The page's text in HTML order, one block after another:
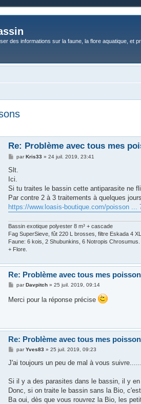
des informations sur la faune, la flore aquatique, et
Re: Problème avec tous mes
M
s
a
g
parKris33 »24 juil. 2019, 23:41
Slt.
Ici.
Si tu traites le bassin cette antiparasite ne
Par contre 2 à 3 traitements à quelques
https://www.loasis-boutique.com/poisson ...
Bassin exotique polyester 8 m³ + cascade
Fag SuperSieve, fût 220 L brosses, filtre Eskada 4
Faune: 6 kois, 2 Shubunkins, 6 Notropis Chrosumus.
+ Flore.
Re: Problème avec tous mes
M
s
parDavpitch »25 juil. 2019, 09:14
Merci pour la réponse précise
Re: Problème avec tous mes
M
s
g
parYves83 »25 juil. 2019, 09:23
J'ai toujours un peu de mal à vous
Si il y a des parasites dans le bassin, il y
Donc, si on traite le bassin sans la Bio,
Ba oui, dès que vous rouvrez la Bio, les